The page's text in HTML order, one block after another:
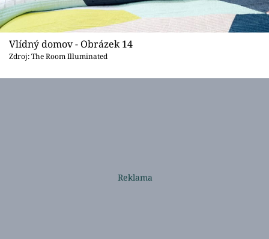
Vlídný domov - Obrázek 14
Zdroj: The Room Illuminated